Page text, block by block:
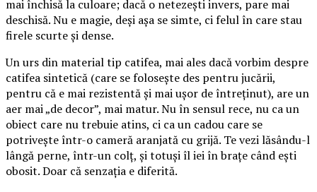
mai închisă la culoare; dacă o netezești invers, pare mai
deschisă. Nu e magie, deși așa se simte, ci felul în care stau
firele scurte și dense.
Un urs din material tip catifea, mai ales dacă vorbim despre
catifea sintetică (care se folosește des pentru jucării,
pentru că e mai rezistentă și mai ușor de întreținut), are un
aer mai „de decor”, mai matur. Nu în sensul rece, nu ca un
obiect care nu trebuie atins, ci ca un cadou care se
potrivește într-o cameră aranjată cu grijă. Te vezi lăsându-l
lângă perne, într-un colț, și totuși îl iei în brațe când ești
obosit. Doar că senzația e diferită.